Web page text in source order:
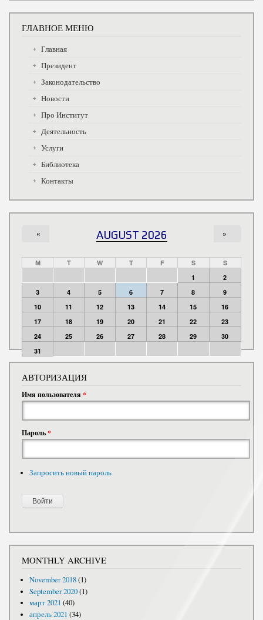
ГЛАВНОЕ МЕНЮ
Главная
Президент
Законодательство
Новости
Про Институт
Деятельность
Услуги
Библиотека
Контакты
AUGUST 2026
« »
M T W T F S
S
1
2
3
4 5 6 7 8
9
10
11 12 13 14 15
16
17
18 19 20 21 22
23
24
25 26 27 28 29
30
31
АВТОРИЗАЦИЯ
Имя пользователя *
Пароль*
Запросить новый пароль
MONTHLY ARCHIVE
November 2018(1)
September 2020(1)
март 2021 (40)
апрель 2021 (34)